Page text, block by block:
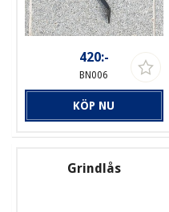
420:-
BN006
KÖP NU
Grindlås